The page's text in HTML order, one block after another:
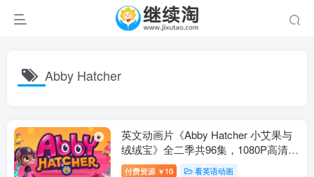
Abby Hatcher
英文动画片《Abby Hatcher 小艾果与
绒绒宝》全二季共96集，1080P高清视
频带英文字幕，百度网盘下载！
付费资源 ￥ 10 看英语动画